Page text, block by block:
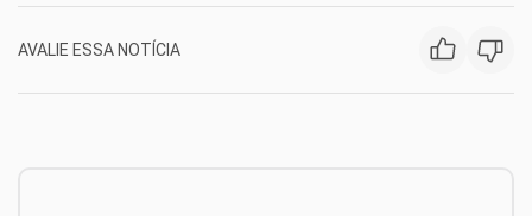
AVALIE ESSA NOTÍCIA